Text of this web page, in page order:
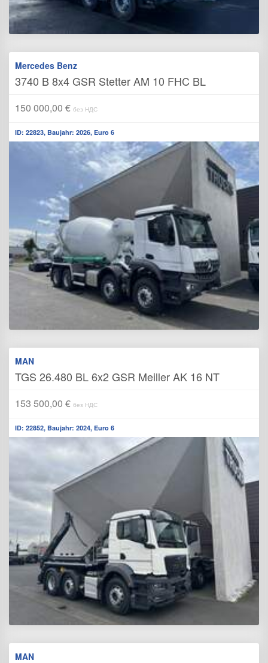
Mercedes Benz
3740 B 8x4 GSR Stetter AM 10 FHC BL
150 000,00 € без НДС
ID: 22823, Baujahr: 2026, Euro 6
MAN
TGS 26.480 BL 6x2 GSR Meiller AK 16 NT
153 500,00 € без НДС
ID: 22852, Baujahr: 2024, Euro 6
MAN